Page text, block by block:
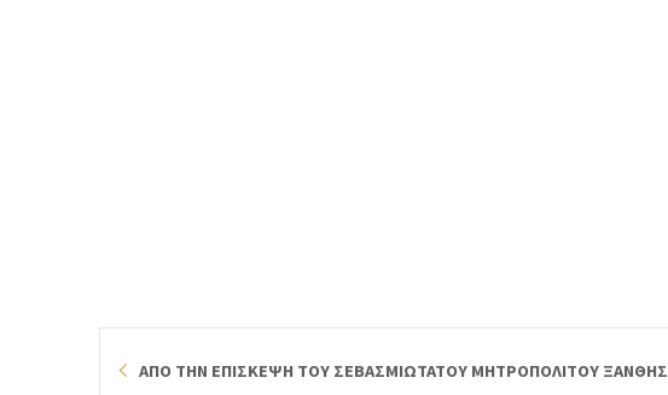
ΑΠΟ ΤΗΝ ΕΠΙΣΚΕΨΗ ΤΟΥ ΣΕΒΑΣΜΙΩΤΑΤΟΥ ΜΗΤΡΟΠΟΛΙΤΟΥ